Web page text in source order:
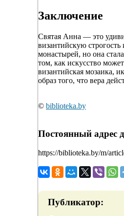
Заключение
Святая Анна — это
византийскую
монастырей, но она
том, как искусство
византийская мозаика,
образ того, что вера
© biblioteka.by
Постоянный адрес
https://biblioteka.by/m/
Публикатор: